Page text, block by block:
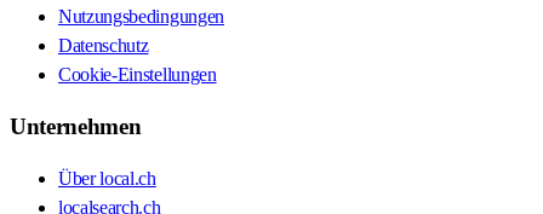
Nutzungsbedingungen
Datenschutz
Cookie-Einstellungen
Unternehmen
Über local.ch
localsearch.ch